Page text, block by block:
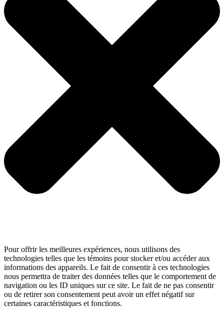
Pour offrir les meilleures expériences, nous utilisons des
technologies telles que les témoins pour stocker et/ou accéder aux
informations des appareils. Le fait de consentir à ces technologies
nous permettra de traiter des données telles que le comportement de
navigation ou les ID uniques sur ce site. Le fait de ne pas consentir
ou de retirer son consentement peut avoir un effet négatif sur
certaines caractéristiques et fonctions.